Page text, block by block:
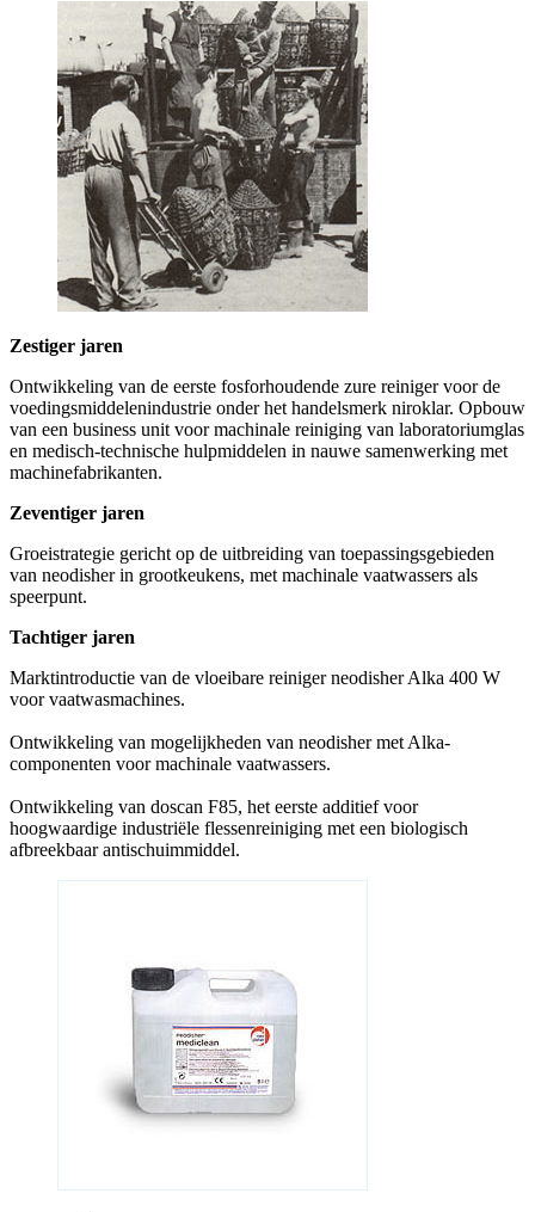
Zestiger jaren
Ontwikkeling van de eerste fosforhoudende zure reiniger voor de
voedingsmiddelenindustrie onder het handelsmerk niroklar. Opbouw
van een business unit voor machinale reiniging van laboratoriumglas
en medisch-technische hulpmiddelen in nauwe samenwerking met
machinefabrikanten.
Zeventiger jaren
Groeistrategie gericht op de uitbreiding van toepassingsgebieden
van neodisher in grootkeukens, met machinale vaatwassers als
speerpunt.
Tachtiger jaren
Marktintroductie van de vloeibare reiniger neodisher Alka 400 W
voor vaatwasmachines.
Ontwikkeling van mogelijkheden van neodisher met Alka-
componenten voor machinale vaatwassers.
Ontwikkeling van doscan F85, het eerste additief voor
hoogwaardige industriële flessenreiniging met een biologisch
afbreekbaar antischuimmiddel.